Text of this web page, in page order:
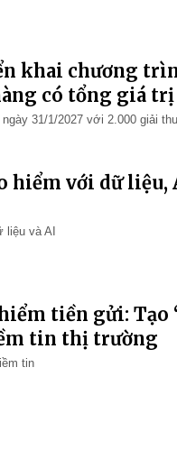
khai chương
có tổng giá trị
31/1/2027 với 2.000 giải
hiểm với dữ liệu,
liệu và AI
tiền gửi: Tạo
tin thị trường
tin